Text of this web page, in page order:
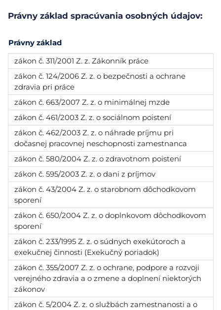
Právny základ spracúvania osobných údajov:
Právny základ
zákon č. 311/2001 Z. z. Zákonník práce
zákon č. 124/2006 Z. z. o bezpečnosti a ochrane
zdravia pri práce
zákon č. 663/2007 Z. z. o minimálnej mzde
zákon č. 461/2003 Z. z. o sociálnom poistení
zákon č. 462/2003 Z. z. o náhrade príjmu pri
dočasnej pracovnej neschopnosti zamestnanca
zákon č. 580/2004 Z. z. o zdravotnom poistení
zákon č. 595/2003 Z. z. o dani z príjmov
zákon č. 43/2004 Z. z. o starobnom dôchodkovom
sporení
zákon č. 650/2004 Z. z. o doplnkovom dôchodkovom
sporení
zákon č. 233/1995 Z. z. o súdnych exekútoroch a
exekučnej činnosti (Exekučný poriadok)
zákon č. 355/2007 Z. z. o ochrane, podpore a rozvoji
verejného zdravia a o zmene a doplnení niektorých
zákonov
zákon č. 5/2004 Z. z. o službách zamestnanosti a o